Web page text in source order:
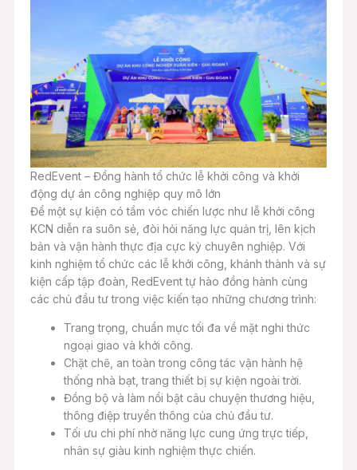
RedEvent – Đồng hành tổ chức lễ khởi công và khởi
động dự án công nghiệp quy mô lớn
Để một sự kiện có tầm vóc chiến lược như lễ khởi công
KCN diễn ra suôn sẻ, đòi hỏi năng lực quản trị, lên kịch
bản và vận hành thực địa cực kỳ chuyên nghiệp. Với
kinh nghiệm tổ chức các lễ khởi công, khánh thành và sự
kiện cấp tập đoàn, RedEvent tự hào đồng hành cùng
các chủ đầu tư trong việc kiến tạo những chương trình:
Trang trọng, chuẩn mực tối đa về mặt nghi thức
ngoại giao và khởi công.
Chặt chẽ, an toàn trong công tác vận hành hệ
thống nhà bạt, trang thiết bị sự kiện ngoài trời.
Đồng bộ và làm nổi bật câu chuyện thương hiệu,
thông điệp truyền thông của chủ đầu tư.
Tối ưu chi phí nhờ năng lực cung ứng trực tiếp,
nhân sự giàu kinh nghiệm thực chiến.